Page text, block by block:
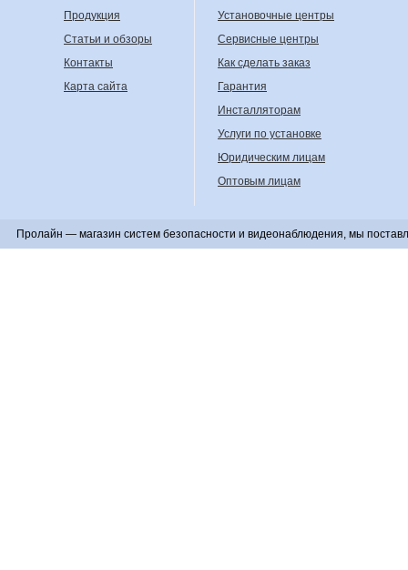
Продукция
Статьи и обзоры
Контакты
Карта сайта
Установочные центры
Сервисные центры
Как сделать заказ
Гарантия
Инсталляторам
Услуги по установке
Юридическим лицам
Оптовым лицам
Пролайн — магазин систем безопасности и видеонаблюдения, мы